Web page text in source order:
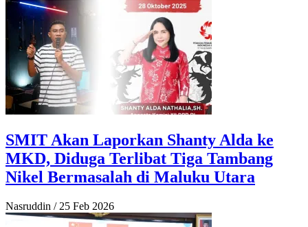
SMIT Akan Laporkan Shanty Alda ke
MKD, Diduga Terlibat Tiga Tambang
Nikel Bermasalah di Maluku Utara
Nasruddin / 25 Feb 2026